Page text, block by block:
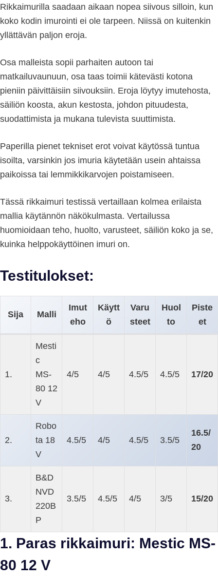
Rikkaimurilla saadaan aikaan nopea siivous silloin, kun
koko kodin imurointi ei ole tarpeen. Niissä on kuitenkin
yllättävän paljon eroja.
Osa malleista sopii parhaiten autoon tai
matkailuvaunuun, osa taas toimii kätevästi kotona
pieniin päivittäisiin siivouksiin. Eroja löytyy imutehosta,
säiliön koosta, akun kestosta, johdon pituudesta,
suodattimista ja mukana tulevista suuttimista.
Paperilla pienet tekniset erot voivat käytössä tuntua
isoilta, varsinkin jos imuria käytetään usein ahtaissa
paikoissa tai lemmikkikarvojen poistamiseen.
Tässä rikkaimuri testissä vertaillaan kolmea erilaista
mallia käytännön näkökulmasta. Vertailussa
huomioidaan teho, huolto, varusteet, säiliön koko ja se,
kuinka helppokäyttöinen imuri on.
Testitulokset:
Sija Malli
Imut
eho
Käytt
ö
Varu
steet
Huol
to
Piste
et
1.
Mesti
c
MS-
80 12
V
4/5 4/5 4.5/5 4.5/5 17/20
2.
Robo
ta 18
V
4.5/5 4/5 4.5/5 3.5/5
16.5/
20
3.
B&D
NVD
220B
P
3.5/5 4.5/5 4/5 3/5 15/20
1. Paras rikkaimuri: Mestic MS-
80 12 V